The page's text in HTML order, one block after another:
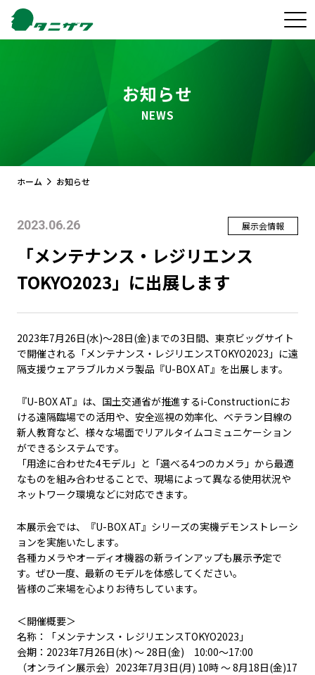
お知らせ
NEWS
ホーム お知らせ
2023.06.26 展示会情報
「メンテナンス・レジリエンス
TOKYO2023」に出展します
2023年7月26日(水)～28日(金)までの3日間、東京ビッグサイト
で開催される「メンテナンス・レジリエンスTOKYO2023」に遠
隔支援ウェアラブルカメラ製品『U-BOX AT』を出展します。
『U-BOX AT』は、国土交通省が推進するi-Constructionにお
ける遠隔臨場での活用や、安全巡視の効率化、ベテラン目線の
新人教育など、様々な場面でリアルタイムコミュニケーション
ができるシステムです。
「用途に合わせた4モデル」と「選べる4つのカメラ」から最適
なものを組み合わせることで、現場によって異なる使用状況や
ネットワーク環境などに対応できます。
本展示会では、『U-BOX AT』シリーズの実機デモンストレーシ
ョンを実施いたします。
各種カメラやオーディオ機器の新ラインアップも展示予定で
す。ぜひ一度、最新のモデルを体感してください。
皆様のご来場を心よりお待ちしています。
＜開催概要＞
名称：「メンテナンス・レジリエンスTOKYO2023 」
会期： 2023年7月26日(水) ～ 28日(金) 10:00～17:00
（オンライン展示会） 2023年7月3日(月) 10時 〜8月18日(金)17